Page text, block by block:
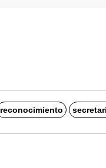
reconocimiento